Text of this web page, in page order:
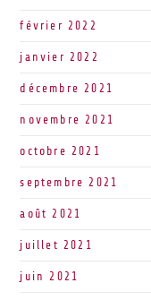
février 2022
janvier 2022
décembre 2021
novembre 2021
octobre 2021
septembre 2021
août 2021
juillet 2021
juin 2021